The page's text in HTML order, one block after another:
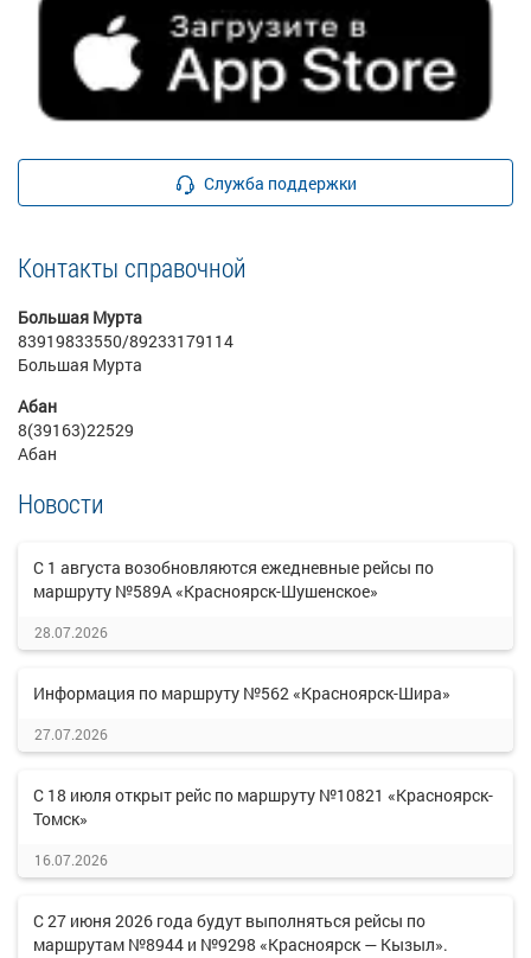
Служба поддержки
Контакты справочной
Большая Мурта
83919833550/89233179114
Большая Мурта
Абан
8(39163)22529
Абан
Новости
С 1 августа возобновляются ежедневные рейсы по
маршруту №589А «Красноярск-Шушенское»
28.07.2026
Информация по маршруту №562 «Красноярск-Шира»
27.07.2026
С 18 июля открыт рейс по маршруту №10821 «Красноярск-
Томск»
16.07.2026
С 27 июня 2026 года будут выполняться рейсы по
маршрутам №8944 и №9298 «Красноярск — Кызыл».